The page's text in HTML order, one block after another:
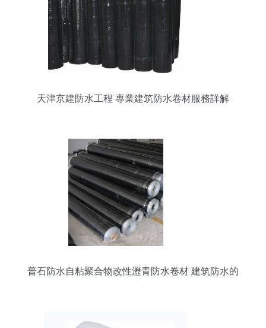
天津京建防水工程 專業建筑防水卷材服務詳解
普石防水自粘聚合物改性瀝青防水卷材 建筑防水的